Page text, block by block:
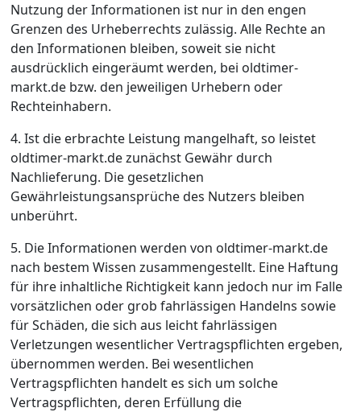
Nutzung der Informationen ist nur in den engen
Grenzen des Urheberrechts zulässig. Alle Rechte an
den Informationen bleiben, soweit sie nicht
ausdrücklich eingeräumt werden, bei oldtimer-
markt.de bzw. den jeweiligen Urhebern oder
Rechteinhabern.
4. Ist die erbrachte Leistung mangelhaft, so leistet
oldtimer-markt.de zunächst Gewähr durch
Nachlieferung. Die gesetzlichen
Gewährleistungsansprüche des Nutzers bleiben
unberührt.
5. Die Informationen werden von oldtimer-markt.de
nach bestem Wissen zusammengestellt. Eine Haftung
für ihre inhaltliche Richtigkeit kann jedoch nur im Falle
vorsätzlichen oder grob fahrlässigen Handelns sowie
für Schäden, die sich aus leicht fahrlässigen
Verletzungen wesentlicher Vertragspflichten ergeben,
übernommen werden. Bei wesentlichen
Vertragspflichten handelt es sich um solche
Vertragspflichten, deren Erfüllung die